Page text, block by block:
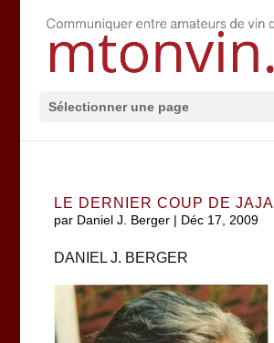
Sélectionner une page
LE DERNIER COUP DE JAJA
par Daniel J. Berger| Déc 17, 2009
DANIEL J. BERGER